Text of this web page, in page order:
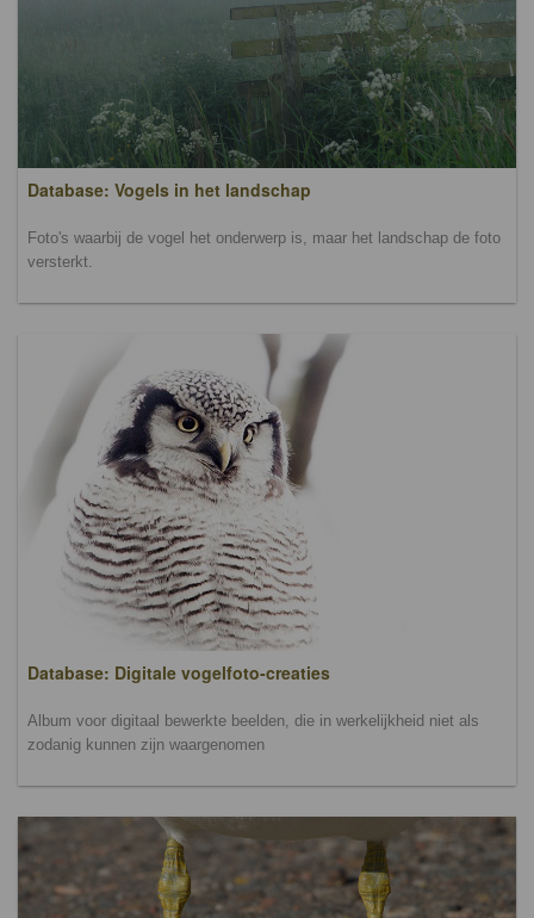
Database: Vogels in het landschap
Foto's waarbij de vogel het onderwerp is, maar het landschap de foto
versterkt.
Database: Digitale vogelfoto-creaties
Album voor digitaal bewerkte beelden, die in werkelijkheid niet als
zodanig kunnen zijn waargenomen